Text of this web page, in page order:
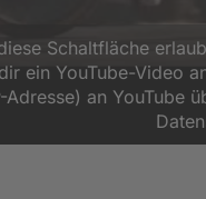
Schaltfläche
ein YouTube-Video
Adresse) an YouTube